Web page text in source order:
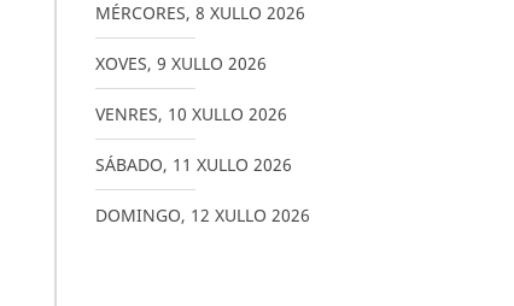
MÉRCORES, 8 XULLO 2026
XOVES, 9 XULLO 2026
VENRES, 10 XULLO 2026
SÁBADO, 11 XULLO 2026
DOMINGO, 12 XULLO 2026